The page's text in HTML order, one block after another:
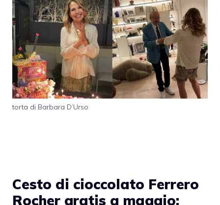
torta di Barbara D’Urso
Cesto di cioccolato Ferrero
Rocher gratis a maggio: